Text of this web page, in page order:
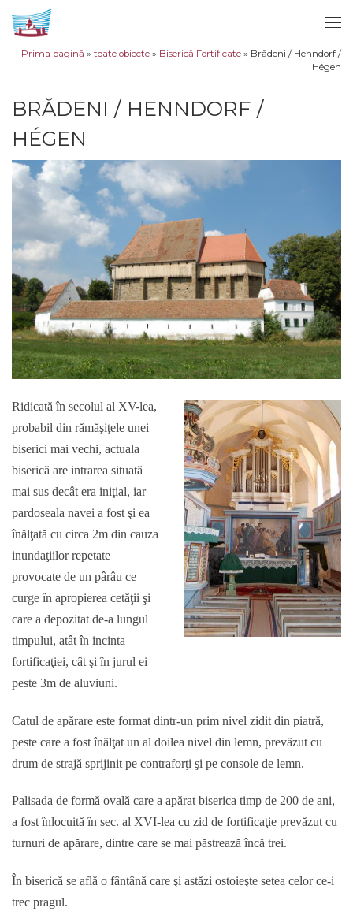
Sari la conținut
Prima pagină » toate obiecte » Biserică Fortificate » Brădeni / Henndorf /
Hégen
BRĂDENI / HENNDORF /
HÉGEN
Ridicată în secolul al XV-lea,
probabil din rămăşiţele unei
biserici mai vechi, actuala
biserică are intrarea situată
mai sus decât era iniţial, iar
pardoseala navei a fost şi ea
înălţată cu circa 2m din cauza
inundaţiilor repetate
provocate de un pârâu ce
curge în apropierea cetăţii şi
care a depozitat de-a lungul
timpului, atât în incinta
fortificaţiei, cât şi în jurul ei
peste 3m de aluviuni.
Catul de apărare este format dintr-un prim nivel zidit din piatră,
peste care a fost înălţat un al doilea nivel din lemn, prevăzut cu
drum de strajă sprijinit pe contraforţi şi pe console de lemn.
Palisada de formă ovală care a apărat biserica timp de 200 de ani,
a fost înlocuită în sec. al XVI-lea cu zid de fortificaţie prevăzut cu
turnuri de apărare, dintre care se mai păstrează încă trei.
În biserică se află o fântână care şi astăzi ostoieşte setea celor ce-i
trec pragul.